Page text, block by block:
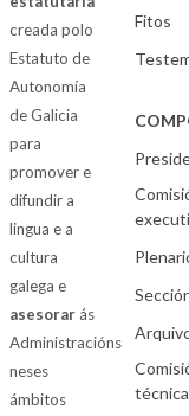
creada polo
Estatuto de
Autonomía
de Galicia
para
promover e
difundir a
lingua e a
cultura
galega e
asesorarás
Administracións
neses
ámbitos
Fitos